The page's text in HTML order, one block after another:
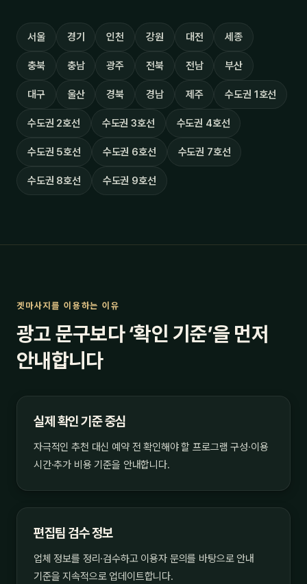
서울 경기 인천 강원 대전 세종
충북 충남 광주 전북 전남 부산
대구 울산 경북 경남 제주 수도권 1호선
수도권 2호선 수도권 3호선 수도권 4호선
수도권 5호선 수도권 6호선 수도권 7호선
수도권 8호선 수도권 9호선
겟마사지를 이용하는 이유
광고 문구보다 ‘확인 기준’을 먼저
안내합니다
실제 확인 기준 중심
자극적인 추천 대신 예약 전 확인해야 할 프로그램 구성·이용
시간·추가 비용 기준을 안내합니다.
편집팀 검수 정보
업체 정보를 정리·검수하고 이용자 문의를 바탕으로 안내
기준을 지속적으로 업데이트합니다.